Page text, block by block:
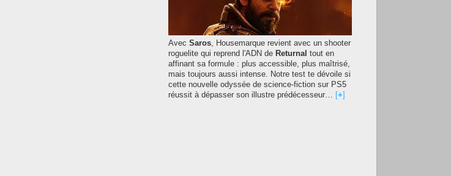
Avec Saros, Housemarque revient avec un shooter
roguelite qui reprend l'ADN de Returnal tout en
affinant sa formule : plus accessible, plus maîtrisé,
mais toujours aussi intense. Notre test te dévoile si
cette nouvelle odyssée de science-fiction sur PS5
réussit à dépasser son illustre prédécesseur…
+